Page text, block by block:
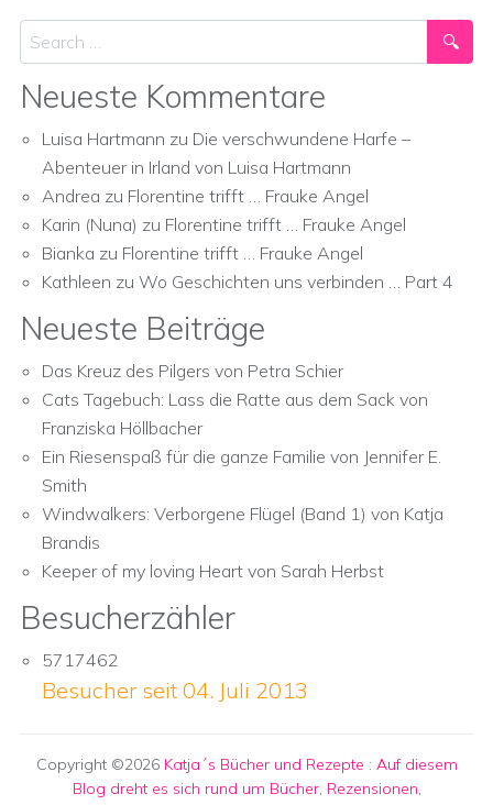
Search
Neueste Kommentare
Luisa Hartmann zu Die verschwundene Harfe –
Abenteuer in Irland von Luisa Hartmann
Andrea zu Florentine trifft … Frauke Angel
Karin (Nuna) zu Florentine trifft … Frauke Angel
Bianka zu Florentine trifft … Frauke Angel
Kathleen zu Wo Geschichten uns verbinden … Part 4
Neueste Beiträge
Das Kreuz des Pilgers von Petra Schier
Cats Tagebuch: Lass die Ratte aus dem Sack von
Franziska Höllbacher
Ein Riesenspaß für die ganze Familie von Jennifer E.
Smith
Windwalkers: Verborgene Flügel (Band 1) von Katja
Brandis
Keeper of my loving Heart von Sarah Herbst
Besucherzähler
5717462
Besucher seit 04. Juli 2013
Copyright ©2026 Katja´s Bücher und Rezepte : Auf diesem
Blog dreht es sich rund um Bücher, Rezensionen,